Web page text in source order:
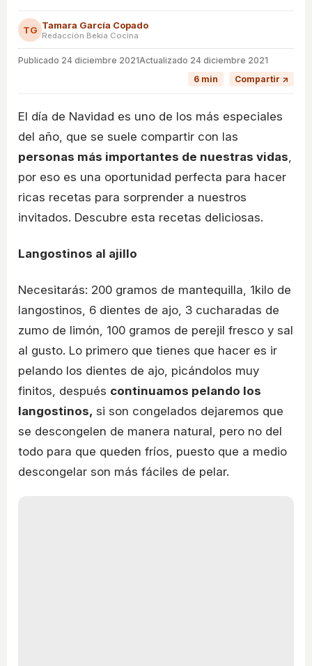
TG Tamara García Copado
Redacción Bekia Cocina
Publicado 24 diciembre 2021Actualizado 24 diciembre 2021
6 min
Compartir ↗
El día de Navidad es uno de los más especiales
del año, que se suele compartir con las
personas más importantes de nuestras vidas,
por eso es una oportunidad perfecta para hacer
ricas recetas para sorprender a nuestros
invitados. Descubre esta recetas deliciosas.
Langostinos al ajillo
Necesitarás: 200 gramos de mantequilla, 1kilo de
langostinos, 6 dientes de ajo, 3 cucharadas de
zumo de limón, 100 gramos de perejil fresco y sal
al gusto. Lo primero que tienes que hacer es ir
pelando los dientes de ajo, picándolos muy
finitos, después continuamos pelando los
langostinos, si son congelados dejaremos que
se descongelen de manera natural, pero no del
todo para que queden fríos, puesto que a medio
descongelar son más fáciles de pelar.